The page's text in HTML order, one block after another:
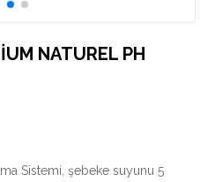
NATUREL PH
Sistemi, şebeke suyunu 5